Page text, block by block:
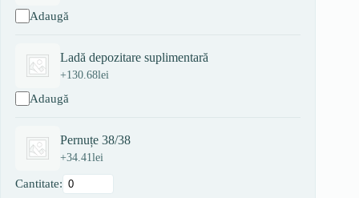
Adaugă
Ladă depozitare suplimentară
+130.68lei
Adaugă
Pernuțe 38/38
+34.41lei
Cantitate: